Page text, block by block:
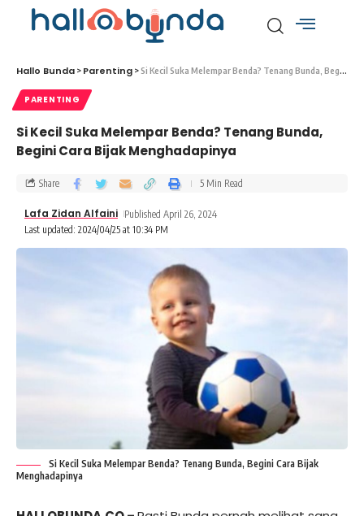
Hallo Bunda > Parenting >Si Kecil Suka Melempar Benda? Tenang Bunda, Begini Cara Bijak Menghadapinya
PARENTING
Si Kecil Suka Melempar Benda? Tenang Bunda,
Begini Cara Bijak Menghadapinya
Last updated: 2024/04/25 at 10:34 PM
Lafa Zidan Alfaini Published April 26, 2024
Share 5 Min Read
Si Kecil Suka Melempar Benda? Tenang Bunda, Begini Cara Bijak
Menghadapinya